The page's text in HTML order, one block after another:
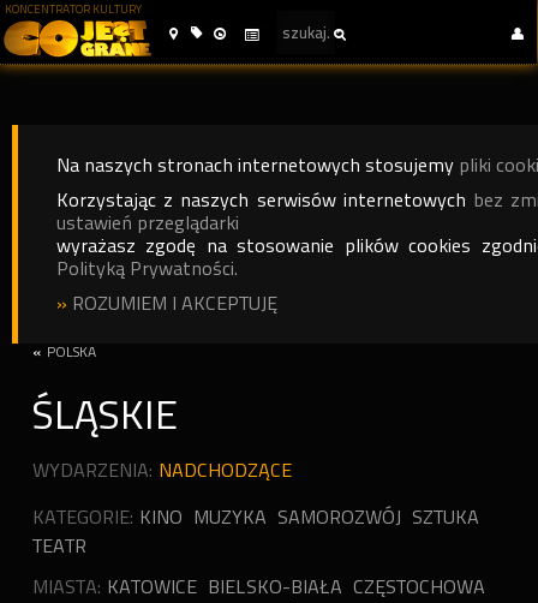
KONCENTRATOR KULTURY
Na naszych stronach internetowych stosujemy pliki
Korzystając z naszych serwisów internetowych bez
ustawień przeglądarki
wyrażasz zgodę na stosowanie plików cookies
Polityką Prywatności.
» ROZUMIEM I AKCEPTUJĘ
« POLSKA
ŚLĄSKIE
WYDARZENIA: NADCHODZĄCE
KATEGORIE: KINO MUZYKA SAMOROZWÓJ SZTUKA
TEATR
MIASTA: KATOWICE BIELSKO-BIAŁA CZĘSTOCHOWA